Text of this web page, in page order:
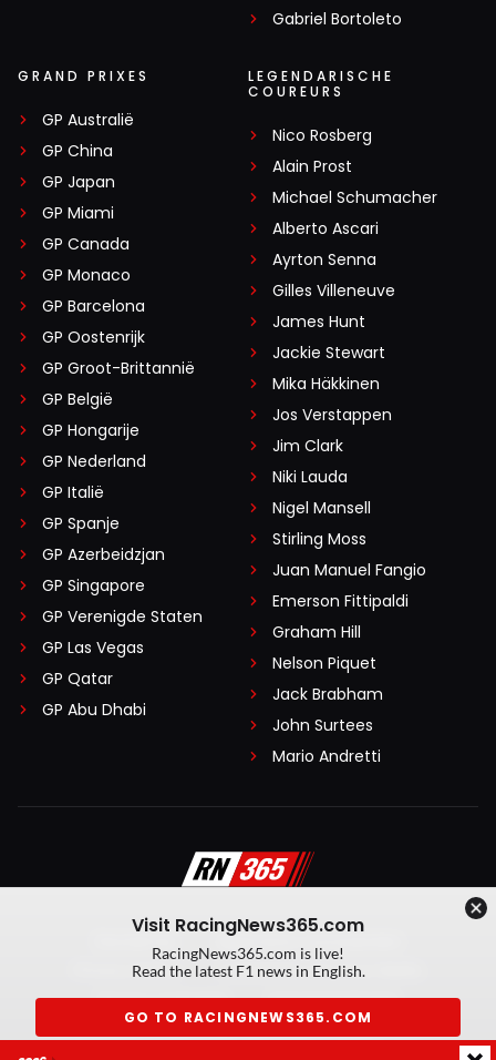
Gabriel Bortoleto
GRAND PRIXES
GP Australië
GP China
GP Japan
GP Miami
GP Canada
GP Monaco
GP Barcelona
GP Oostenrijk
GP Groot-Brittannië
GP België
GP Hongarije
GP Nederland
GP Italië
GP Spanje
GP Azerbeidzjan
GP Singapore
GP Verenigde Staten
GP Las Vegas
GP Qatar
GP Abu Dhabi
LEGENDARISCHE
COUREURS
Nico Rosberg
Alain Prost
Michael Schumacher
Alberto Ascari
Ayrton Senna
Gilles Villeneuve
James Hunt
Jackie Stewart
Mika Häkkinen
Jos Verstappen
Jim Clark
Niki Lauda
Nigel Mansell
Stirling Moss
Juan Manuel Fangio
Emerson Fittipaldi
Graham Hill
Nelson Piquet
Jack Brabham
John Surtees
Mario Andretti
Algemene voorwaarden
Privacy Policy
Created by On Your Marks
Privacy manager
Kansspeluitingen
Visit RacingNews365.com
RacingNews365.com is live!
Read the latest F1 news in English.
GO TO RACINGNEWS365.COM